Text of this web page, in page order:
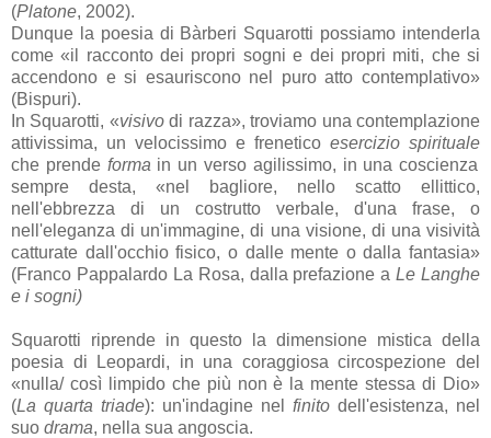
(Platone, 2002).
Dunque la poesia di Bàrberi Squarotti possiamo intenderla
come «il racconto dei propri sogni e dei propri miti, che si
accendono e si esauriscono nel puro atto contemplativo»
(Bispuri).
In Squarotti, «visivodi razza», troviamo una contemplazione
attivissima, un velocissimo e frenetico esercizio spirituale
che prende forma in un verso agilissimo, in una coscienza
sempre desta, «nel bagliore, nello scatto ellittico,
nell'ebbrezza di un costrutto verbale, d'una frase, o
nell'eleganza di un'immagine, di una visione, di una visività
catturate dall'occhio fisico, o dalle mente o dalla fantasia»
(Franco Pappalardo La Rosa, dalla prefazione aLe Langhe
e i sogni)
Squarotti riprende in questo la dimensione mistica della
poesia di Leopardi, in una coraggiosa circospezione del
«nulla/ così limpido che più non è la mente stessa di Dio»
(La quarta triade): un'indagine nel finito dell'esistenza, nel
suo drama, nella sua angoscia.